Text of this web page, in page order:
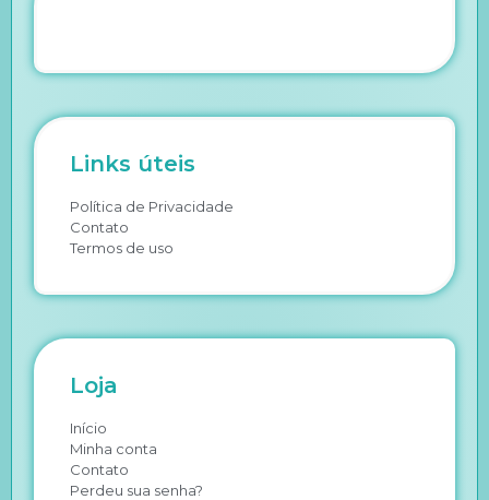
Links úteis
Política de Privacidade
Contato
Termos de uso
Loja
Início
Minha conta
Contato
Perdeu sua senha?